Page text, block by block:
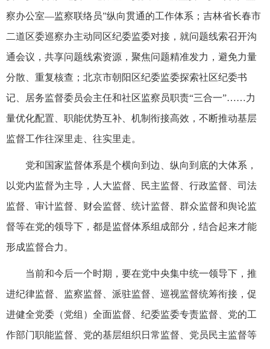
察办公室—监察联络员”纵向贯通的工作体系；吉林省长春市
二道区委巡察办主动同区纪委监委对接，就问题线索召开沟
通会议，共享问题线索资源，聚焦问题精准发力，避免力量
分散、重复核查；北京市朝阳区纪委监委探索社区纪委书
记、居务监督委员会主任和社区监察员职责“三合一”……力
量优化配置、职能优势互补、机制衔接高效，不断推动基层
监督工作往深里走、往实里走。
党和国家监督体系是个横向到边、纵向到底的大体系，
以党内监督为主导，人大监督、民主监督、行政监督、司法
监督、审计监督、财会监督、统计监督、群众监督和舆论监
督等在党的领导下，都是监督体系组成部分，结合起来才能
形成监督合力。
当前和今后一个时期，要在党中央集中统一领导下，推
进纪律监督、监察监督、派驻监督、巡视监督统筹衔接，促
进健全党委（党组）全面监督、纪委监委专责监督、党的工
作部门职能监督、党的基层组织日常监督、党员民主监督等